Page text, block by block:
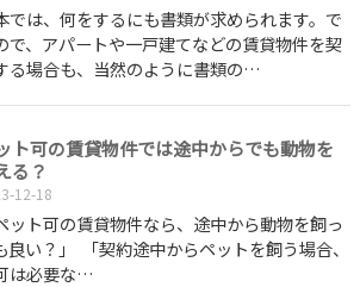
では、何をするにも書類が求められます。で
で、アパートや一戸建てなどの賃貸物件を契
る場合も、当然のように書類の…
ト可の賃貸物件では途中からでも動物を
る？
12-18
ット可の賃貸物件なら、途中から動物を飼っ
良い？」 「契約途中からペットを飼う場合、
は必要な…